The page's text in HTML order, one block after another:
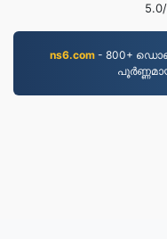
5.0
ns6.com - 800+